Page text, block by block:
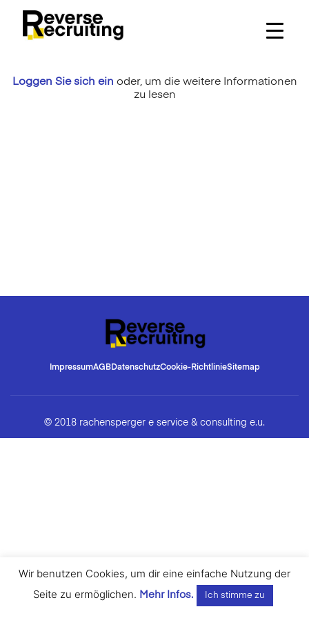
content
Loggen Sie sich ein oder, um die weitere Informationen
zu lesen
ImpressumAGBDatenschutzCookie-RichtlinieSitemap
© 2018 rachensperger e service & consulting e.u.
Wir benutzen Cookies, um dir eine einfache Nutzung der
Seite zu ermöglichen. Mehr Infos. Ich stimme zu